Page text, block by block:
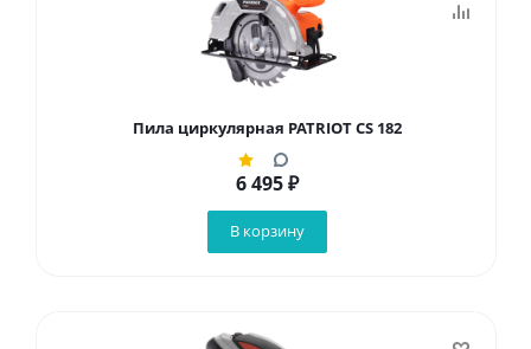
Пила циркулярная PATRIOT CS 182
6 495₽
В корзину